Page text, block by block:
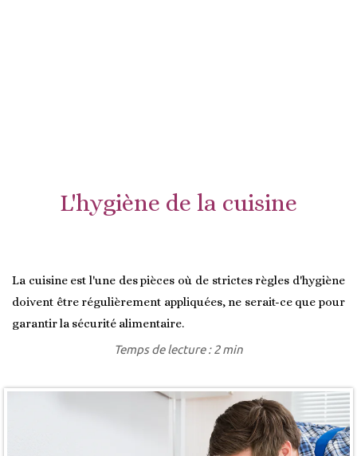
L'hygiène de la cuisine
La cuisine est l'une des pièces où de strictes règles d'hygiène
doivent être régulièrement appliquées, ne serait-ce que pour
garantir la sécurité alimentaire.
Temps de lecture : 2 min